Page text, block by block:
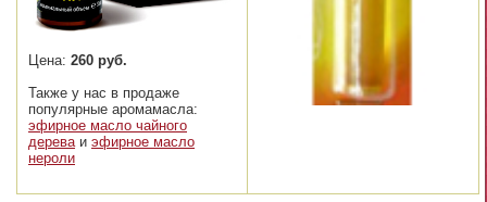
Цена: 260 руб.
Также у нас в продаже
популярные аромамасла:
эфирное масло чайного
дереваи эфирное масло
нероли